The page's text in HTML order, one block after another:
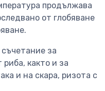
продължава
от глобяване
за
както и за
и на скара, ризота с